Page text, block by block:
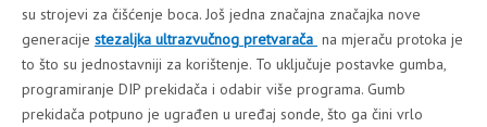
su strojevi za čišćenje boca. Još jedna značajna značajka nove
generacije stezaljka ultrazvučnog pretvarača na mjeraču protoka je
to što su jednostavniji za korištenje. To uključuje postavke gumba,
programiranje DIP prekidača i odabir više programa. Gumb
prekidača potpuno je ugrađen u uređaj sonde, što ga čini vrlo